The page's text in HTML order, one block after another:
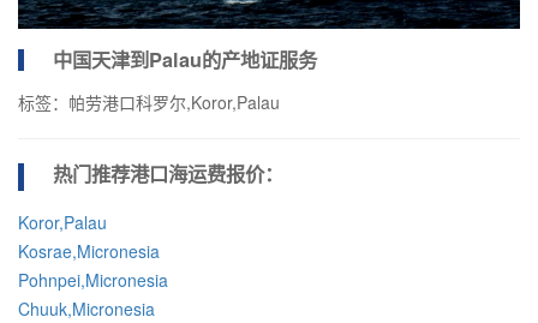
中国天津到Palau的产地证服务
标签：帕劳港口科罗尔,Koror,Palau
热门推荐港口海运费报价：
Koror,Palau
Kosrae,Micronesia
Pohnpei,Micronesia
Chuuk,Micronesia